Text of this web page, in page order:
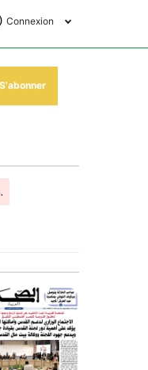
Connexion
S'abonner